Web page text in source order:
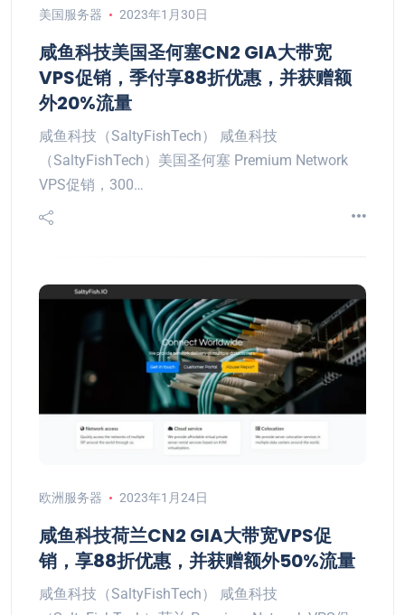
美国服务器 2023年1月30日
咸鱼科技美国圣何塞CN2 GIA大带宽
VPS促销，季付享88折优惠，并获赠额
外20%流量
咸鱼科技（SaltyFishTech） 咸鱼科技
（SaltyFishTech）美国圣何塞 Premium Network
VPS促销，300…
欧洲服务器 2023年1月24日
咸鱼科技荷兰CN2 GIA大带宽VPS促
销，享88折优惠，并获赠额外50%流量
咸鱼科技（SaltyFishTech） 咸鱼科技